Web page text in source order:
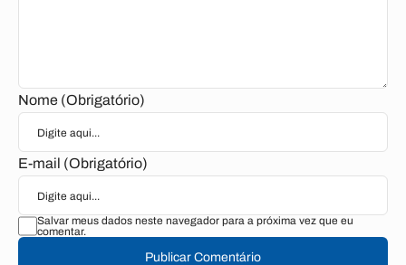
Nome (Obrigatório)
E-mail (Obrigatório)
Salvar meus dados neste navegador para a próxima vez que eu
comentar.
Publicar Comentário